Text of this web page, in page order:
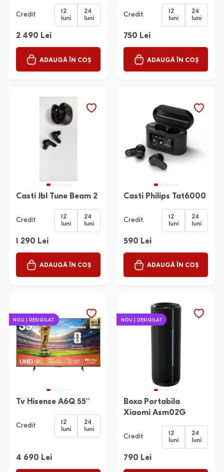
Credit
12
luni
24
luni
2 490 Lei
ADAUGĂ ÎN COȘ
Credit
12
luni
24
luni
750 Lei
ADAUGĂ ÎN COȘ
Casti Jbl Tune Beam 2
Credit
12
luni
24
luni
1 290 Lei
ADAUGĂ ÎN COȘ
Casti Philips Tat6000
Credit
12
luni
24
luni
590 Lei
ADAUGĂ ÎN COȘ
NOU | DESIGILAT
Tv Hisense A6Q 55''
Credit
12
luni
24
luni
4 690 Lei
NOU | DESIGILAT
Boxa Portabila
Xiaomi Asm02G
Credit
12
luni
24
luni
790 Lei